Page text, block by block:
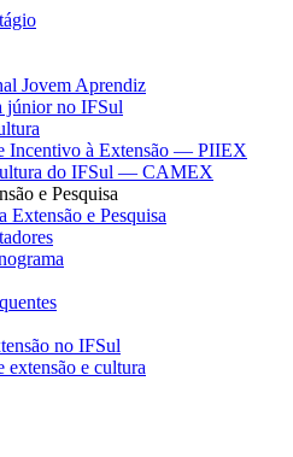
Jovem Aprendiz
júnior no IFSul
Incentivo à Extensão — PIIEX
do IFSul — CAMEX
e Pesquisa
Extensão e Pesquisa
no IFSul
extensão e cultura